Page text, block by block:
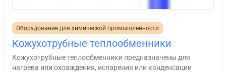
Оборудование для химической промышленности
Кожухотрубные теплообменники
Кожухотрубные теплообменники предназначены для
нагрева или охлаждения, испарения или конденсации